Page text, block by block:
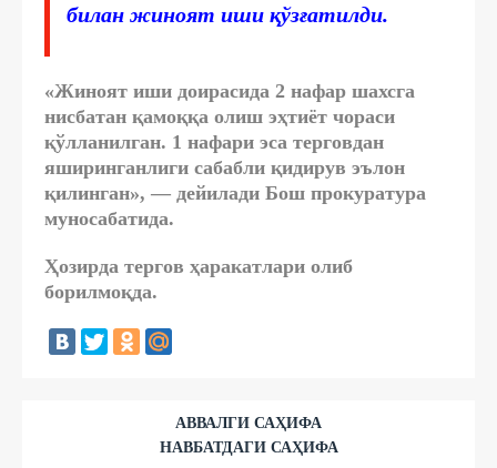
билан жиноят иши қўзғатилди.
«Жиноят иши доирасида 2 нафар шахсга
нисбатан қамоққа олиш эҳтиёт чораси
қўлланилган. 1 нафари эса терговдан
яширинганлиги сабабли қидирув эълон
қилинган», — дейилади Бош прокуратура
муносабатида.
Ҳозирда тергов ҳаракатлари олиб
борилмоқда.
АВВАЛГИ САҲИФА
НАВБАТДАГИ САҲИФА